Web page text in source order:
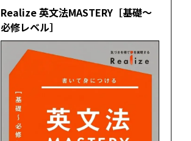
Realize 英文法MASTERY［基礎～
必修レベル］